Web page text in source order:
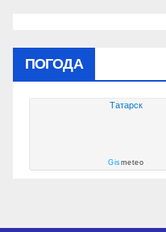
ПОГОДА
Татарск
Gismeteo